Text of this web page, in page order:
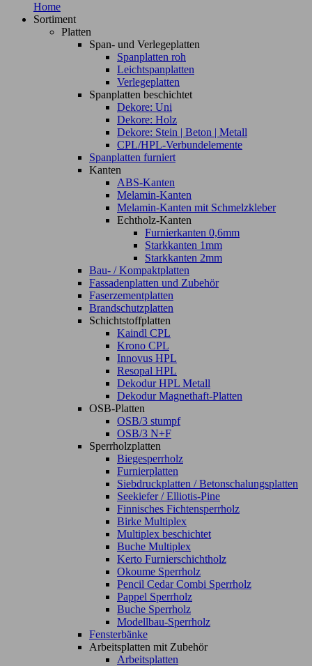
Home
Sortiment
Platten
Span- und Verlegeplatten
Spanplatten roh
Leichtspanplatten
Verlegeplatten
Spanplatten beschichtet
Dekore: Uni
Dekore: Holz
Dekore: Stein | Beton | Metall
CPL/HPL-Verbundelemente
Spanplatten furniert
Kanten
ABS-Kanten
Melamin-Kanten
Melamin-Kanten mit Schmelzkleber
Echtholz-Kanten
Furnierkanten 0,6mm
Starkkanten 1mm
Starkkanten 2mm
Bau- / Kompaktplatten
Fassadenplatten und Zubehör
Faserzementplatten
Brandschutzplatten
Schichtstoffplatten
Kaindl CPL
Krono CPL
Innovus HPL
Resopal HPL
Dekodur HPL Metall
Dekodur Magnethaft-Platten
OSB-Platten
OSB/3 stumpf
OSB/3 N+F
Sperrholzplatten
Biegesperrholz
Furnierplatten
Siebdruckplatten / Betonschalungsplatten
Seekiefer / Elliotis-Pine
Finnisches Fichtensperrholz
Birke Multiplex
Multiplex beschichtet
Buche Multiplex
Kerto Furnierschichtholz
Okoume Sperrholz
Pencil Cedar Combi Sperrholz
Pappel Sperrholz
Buche Sperrholz
Modellbau-Sperrholz
Fensterbänke
Arbeitsplatten mit Zubehör
Arbeitsplatten